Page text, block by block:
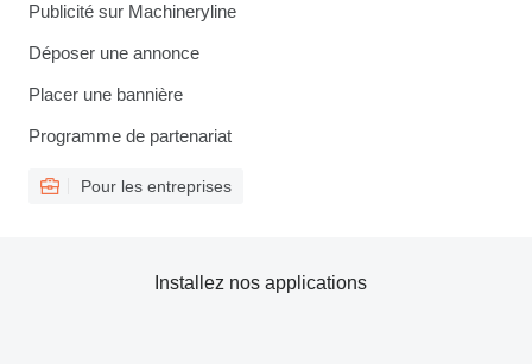
Publicité sur Machineryline
Déposer une annonce
Placer une bannière
Programme de partenariat
Pour les entreprises
Installez nos applications